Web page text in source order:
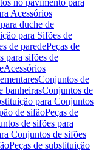
no pavimento para
Acessórios
duche de
para Sifões de
de paredePeças de
para sifões de
Acessórios
Conjuntos de
banheirasConjuntos de
para Conjuntos
de sifãoPeças de
de sifões para
Conjuntos de sifões
Peças de substituição